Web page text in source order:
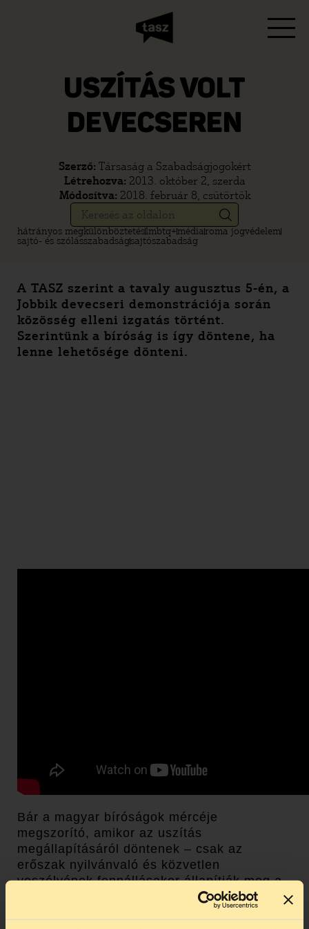
USZÍTÁS VOLT
DEVECSEREN
Szerző: Társaság a Szabadságjogokért
Létrehozva: 2013. október 2, szerda
Módosítva: 2018. február 8, csütörtök
hátrányos megkülönböztetéslmbtq+médiaroma jogvédelem
sajtó- és szólásszabadságsajtószabadság
A TASZ szerint a tavaly augusztus 5-én, a
Jobbik devecseri demonstrációja során
közösség elleni izgatás történt.
Szerintünk a bíróság is így döntene, ha
lenne lehetősége dönteni.
Bár a magyar bíróságok mércéje
megszorító, amikor az uszítás
megállapításáról döntenek – csak az
erőszak nyilvánvaló és közvetlen
veszélyének fennállásakor állapítják meg a
bűncselekményt – a devecseri ügyben
valószínűleg megállt volna az uszítás vádja.